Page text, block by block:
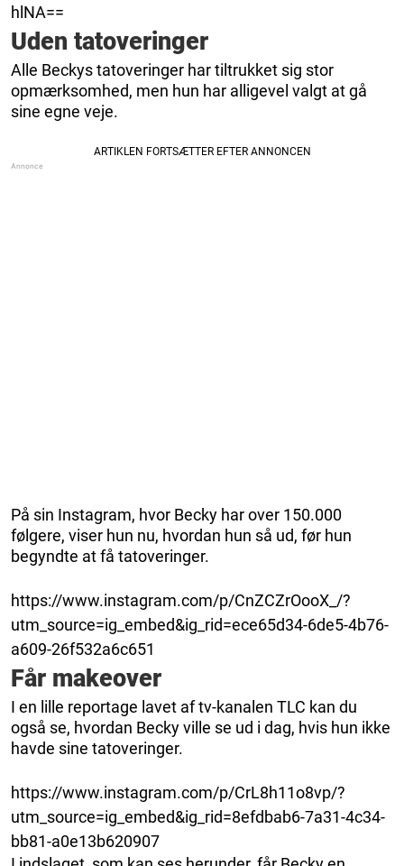
hlNA==
Uden tatoveringer
Alle Beckys tatoveringer har tiltrukket sig stor
opmærksomhed, men hun har alligevel valgt at gå
sine egne veje.
På sin Instagram, hvor Becky har over 150.000
følgere, viser hun nu, hvordan hun så ud, før hun
begyndte at få tatoveringer.
https://www.instagram.com/p/CnZCZrOooX_/?
utm_source=ig_embed&ig_rid=ece65d34-6de5-4b76-
a609-26f532a6c651
Får makeover
I en lille reportage lavet af tv-kanalen TLC kan du
også se, hvordan Becky ville se ud i dag, hvis hun ikke
havde sine tatoveringer.
https://www.instagram.com/p/CrL8h11o8vp/?
utm_source=ig_embed&ig_rid=8efdbab6-7a31-4c34-
bb81-a0e13b620907